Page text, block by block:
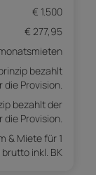
€ 1.500
€ 277,95
bezahlt
die Provision.
bezahlt der
die Provision.
& Miete für 1
inkl. BK